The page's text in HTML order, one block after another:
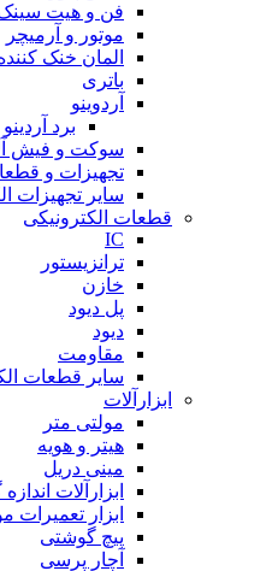
فن و هیت
موتور و آرمیچر
المان خنک
باتری
آردوینو
برد آردینو
سوکت و فیش
تجهیزات و
سایر تجهیزات
قطعات الکترونیکی
IC
ترانزیستور
خازن
پل دیود
دیود
مقاومت
سایر قطعات
ابزارآلات
مولتی متر
هیتر و هویه
مینی دریل
ابزارآلات
ابزار تعمیرات
پیچ گوشتی
آچار پرسی